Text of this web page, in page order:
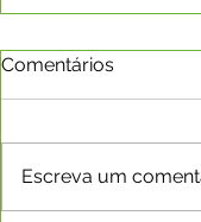
Comentários
Escreva um